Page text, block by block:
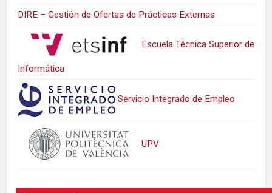
DIRE – Gestión de Ofertas de Prácticas Externas
Escuela Técnica Superior de
Informática
Servicio Integrado de Empleo
UPV